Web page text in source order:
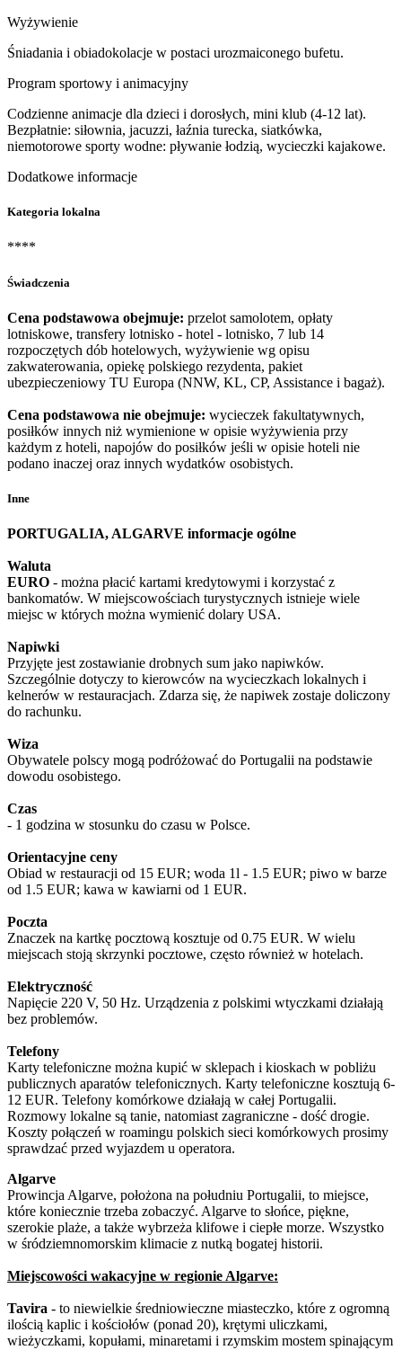
Wyżywienie
Śniadania i obiadokolacje w postaci urozmaiconego bufetu.
Program sportowy i animacyjny
Codzienne animacje dla dzieci i dorosłych, mini klub (4-12 lat).
Bezpłatnie: siłownia, jacuzzi, łaźnia turecka, siatkówka,
niemotorowe sporty wodne: pływanie łodzią, wycieczki kajakowe.
Dodatkowe informacje
Kategoria lokalna
****
Świadczenia
Cena podstawowa obejmuje: przelot samolotem, opłaty
lotniskowe, transfery lotnisko - hotel - lotnisko, 7 lub 14
rozpoczętych dób hotelowych, wyżywienie wg opisu
zakwaterowania, opiekę polskiego rezydenta, pakiet
ubezpieczeniowy TU Europa (NNW, KL, CP, Assistance i bagaż).
Cena podstawowa nie obejmuje: wycieczek fakultatywnych,
posiłków innych niż wymienione w opisie wyżywienia przy
każdym z hoteli, napojów do posiłków jeśli w opisie hoteli nie
podano inaczej oraz innych wydatków osobistych.
Inne
PORTUGALIA, ALGARVE informacje ogólne
Waluta
EURO - można płacić kartami kredytowymi i korzystać z
bankomatów. W miejscowościach turystycznych istnieje wiele
miejsc w których można wymienić dolary USA.
Napiwki
Przyjęte jest zostawianie drobnych sum jako napiwków.
Szczególnie dotyczy to kierowców na wycieczkach lokalnych i
kelnerów w restauracjach. Zdarza się, że napiwek zostaje doliczony
do rachunku.
Wiza
Obywatele polscy mogą podróżować do Portugalii na podstawie
dowodu osobistego.
Czas
- 1 godzina w stosunku do czasu w Polsce.
Orientacyjne ceny
Obiad w restauracji od 15 EUR; woda 1l - 1.5 EUR; piwo w barze
od 1.5 EUR; kawa w kawiarni od 1 EUR.
Poczta
Znaczek na kartkę pocztową kosztuje od 0.75 EUR. W wielu
miejscach stoją skrzynki pocztowe, często również w hotelach.
Elektryczność
Napięcie 220 V, 50 Hz. Urządzenia z polskimi wtyczkami działają
bez problemów.
Telefony
Karty telefoniczne można kupić w sklepach i kioskach w pobliżu
publicznych aparatów telefonicznych. Karty telefoniczne kosztują 6-
12 EUR. Telefony komórkowe działają w całej Portugalii.
Rozmowy lokalne są tanie, natomiast zagraniczne - dość drogie.
Koszty połączeń w roamingu polskich sieci komórkowych prosimy
sprawdzać przed wyjazdem u operatora.
Algarve
Prowincja Algarve, położona na południu Portugalii, to miejsce,
które koniecznie trzeba zobaczyć. Algarve to słońce, piękne,
szerokie plaże, a także wybrzeża klifowe i ciepłe morze. Wszystko
w śródziemnomorskim klimacie z nutką bogatej historii.
Miejscowości wakacyjne w regionie Algarve:
Tavira - to niewielkie średniowieczne miasteczko, które z ogromną
ilością kaplic i kościołów (ponad 20), krętymi uliczkami,
wieżyczkami, kopułami, minaretami i rzymskim mostem spinającym